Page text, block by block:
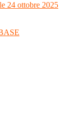
24 ottobre 2025